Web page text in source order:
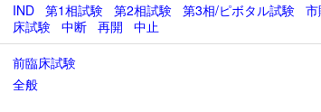
IND
第1相試験 第2相試験 第3相/ピボタル試験
床試験
中断 再開
中止
前臨床試験
全般